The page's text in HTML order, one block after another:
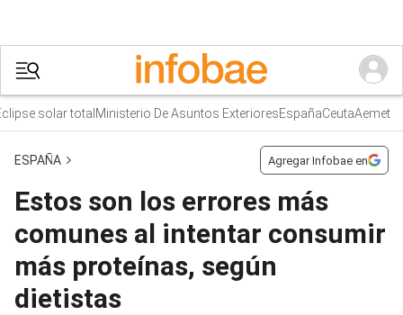
solar totalMinisterio De Asuntos ExterioresEspañaCeutaAemet
ESPAÑA Agregar Infobae en
Estos son los errores más
comunes al intentar consumir
más proteínas, según
dietistas